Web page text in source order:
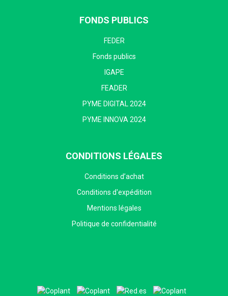
FONDS PUBLICS
FEDER
Fonds publics
IGAPE
FEADER
PYME DIGITAL 2024
PYME INNOVA 2024
CONDITIONS LÉGALES
Conditions d’achat
Conditions d'expédition
Mentions légales
Politique de confidentialité